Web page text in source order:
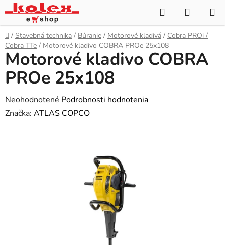
Prejsť
na
obsah
Hľadať
KOŠÍK
Domov
/ Stavebná technika / Búranie / Motorové kladivá / Cobra PROi /
Cobra TTe / Motorové kladivo COBRA PROe 25x108
Motorové kladivo COBRA
PROe 25x108
Priemerné
hodnotenie
Neohodnotené Podrobnosti hodnotenia
Značka: ATLAS COPCO